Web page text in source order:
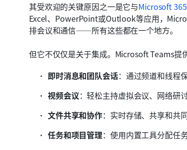
其受欢迎的关键原因之一是它与Microsoft
Excel、PowerPoint或Outlook等应用，
排会议和通信——所有这些都在一个地方。
但它不仅仅是关于集成。Microsoft Teams提
即时消息和团队会话：通过频道和线程
视频会议：轻松主持虚拟会议、网络研
文件共享和协作：实时存储、共享和共
任务和项目管理：使用内置工具分配任